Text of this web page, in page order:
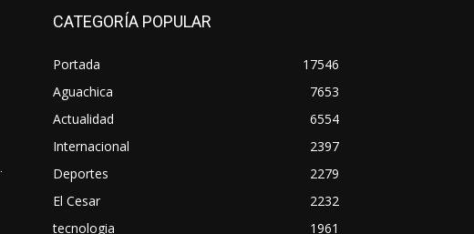
CATEGORÍA POPULAR
Portada
17546
Aguachica
7653
Actualidad
6554
Internacional
2397
Deportes
2279
El Cesar
2232
tecnologia
1961